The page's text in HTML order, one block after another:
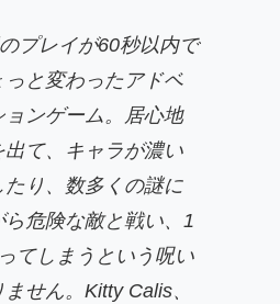
プレイが60秒以内で
と変わったアドベ
ンゲーム。居心地
て、キャラが濃い
り、数多くの謎に
ら危険な敵と戦い、1
てしまうという呪い
せん。Kitty Calis、